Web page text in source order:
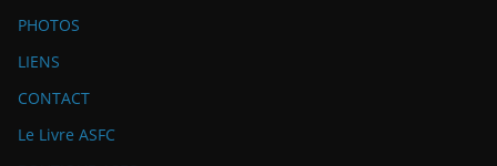
PHOTOS
LIENS
CONTACT
Le Livre ASFC